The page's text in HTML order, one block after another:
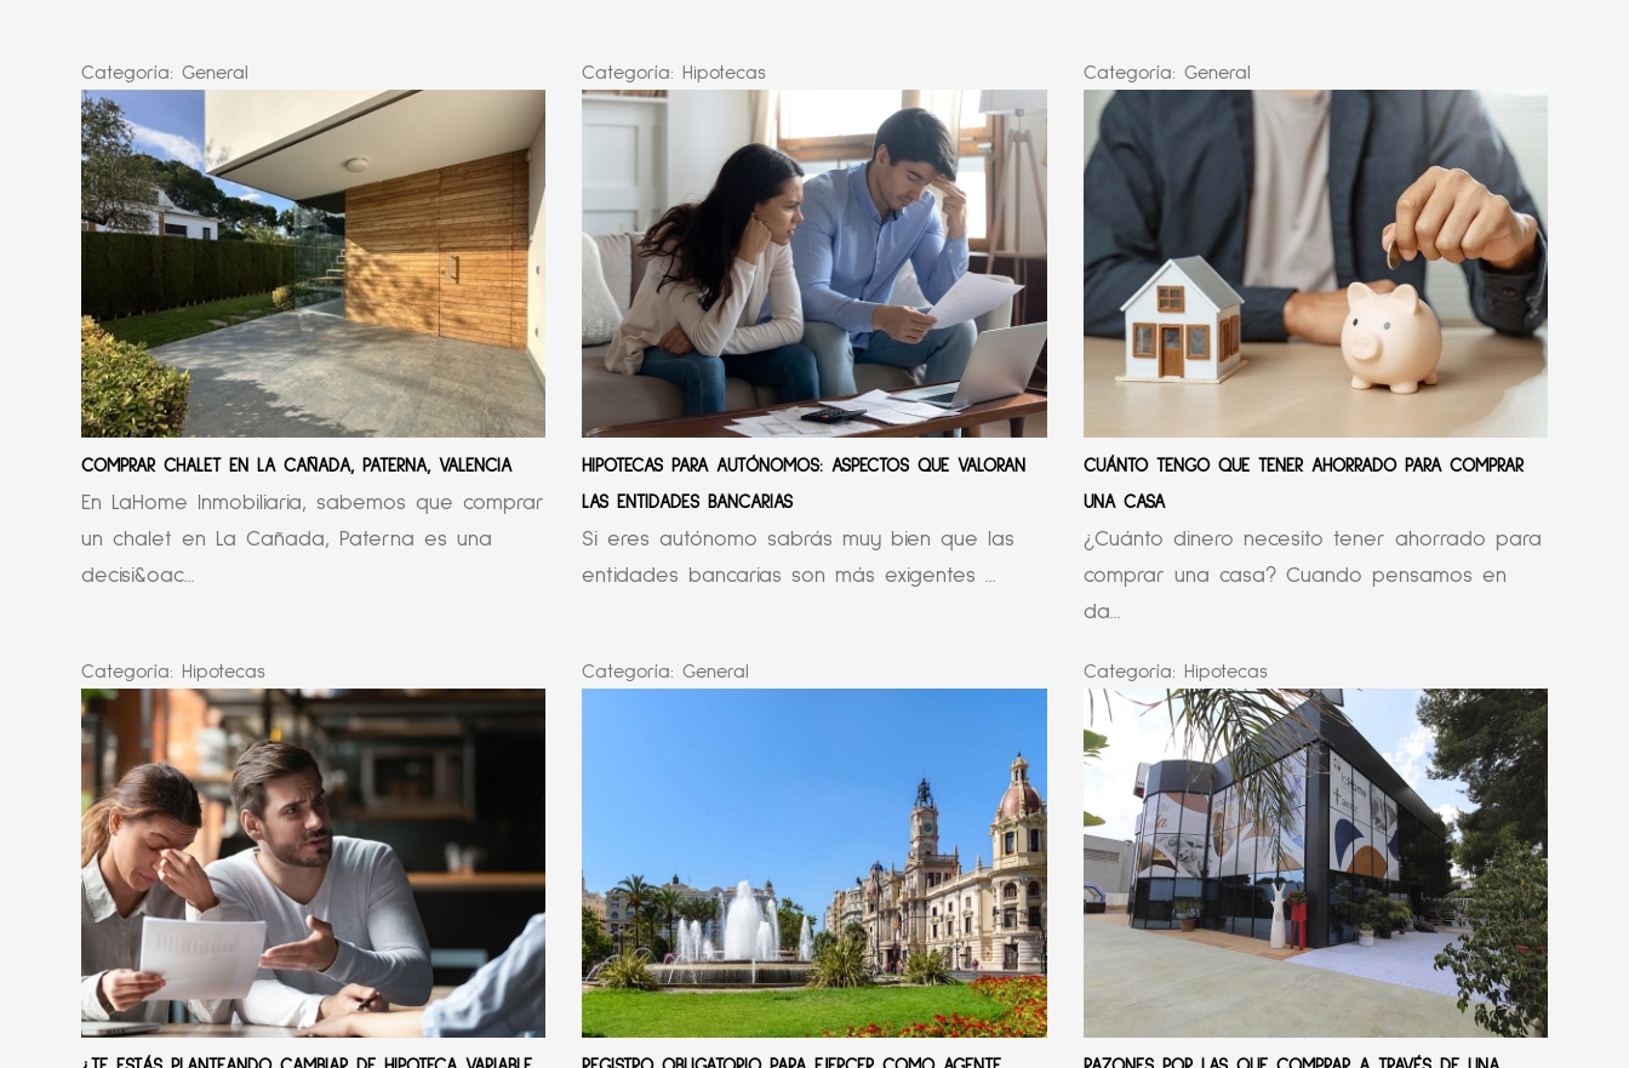
Categoría: General
COMPRAR CHALET EN LA CAÑADA, PATERNA, VALENCIA
En LaHome Inmobiliaria, sabemos que comprar
un chalet en La Cañada, Paterna es una
decisi&oac...
Categoría: Hipotecas
HIPOTECAS PARA AUTÓNOMOS: ASPECTOS QUE VALORAN
LAS ENTIDADES BANCARIAS
Si eres autónomo sabrás muy bien que las
entidades bancarias son más exigentes ...
Categoría: General
CUÁNTO TENGO QUE TENER AHORRADO PARA COMPRAR
UNA CASA
¿Cuánto dinero necesito tener ahorrado para
comprar una casa? Cuando pensamos en
da...
Categoría: Hipotecas Categoría:General Categoría: Hipotecas